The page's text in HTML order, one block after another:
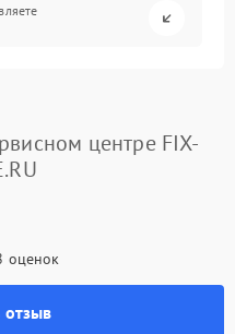
центре FIX-
оценок
отзыв